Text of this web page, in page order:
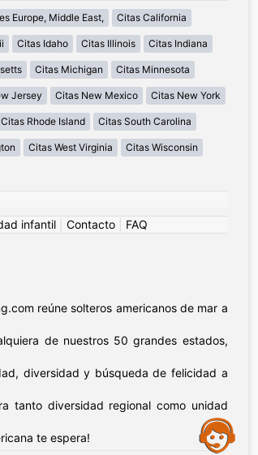
Europe, Middle East, Citas California
Citas Idaho Citas Illinois Citas Indiana
Citas Michigan Citas Minnesota
Jersey Citas New Mexico Citas New York
Citas Rhode Island Citas South Carolina
Citas West Virginia Citas Wisconsin
infantil Contacto FAQ
reúne solteros americanos de mar a
de nuestros 50 grandes estados,
diversidad y búsqueda de felicidad a
tanto diversidad regional como unidad
te espera!